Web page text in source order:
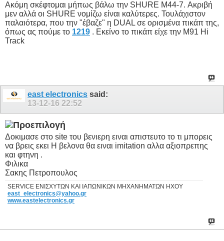
Ακόμη σκέφτομαι μήπως βάλω την SHURE M44-7. Ακριβή
μεν αλλά οι SHURE νομίζω είναι καλύτερες. Τουλάχιστον
παλαιότερα, που την "έβαζε" η DUAL σε ορισμένα πικάπ της,
όπως ας πούμε το 1219 . Εκείνο το πικάπ είχε την M91 Hi
Track
east electronics said:
13-12-16 22:52
Δοκιμασε στο site του βενιερη ειναι απιστευτο το τι μπορεις
να βρεις εκει Η βελονα θα ειναι imitation αλλα αξιοπρεπης
και φτηνη .
Φιλικα
Σακης Πετροπουλος
SERVICE ΕΝΙΣΧΥΤΩΝ ΚΑΙ ΙΑΠΩΝΙΚΩΝ ΜΗΧΑΝΗΜΑΤΩΝ ΗΧΟΥ
east_electronics@yahoo.gr
www.eastelectronics.gr